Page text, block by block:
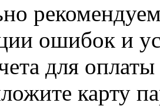
ошибок и
для
карту